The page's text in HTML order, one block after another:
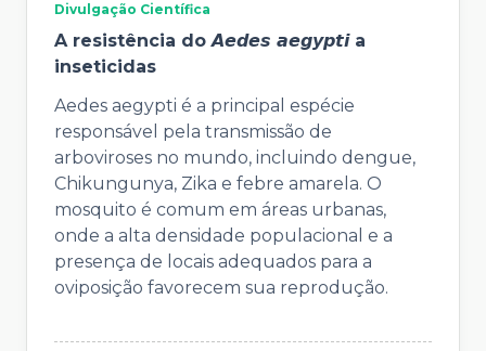
Divulgação Científica
A resistência do 𝘼𝙚𝙙𝙚𝙨 𝙖𝙚𝙜𝙮𝙥𝙩𝙞 a
inseticidas
Aedes aegypti é a principal espécie
responsável pela transmissão de
arboviroses no mundo, incluindo dengue,
Chikungunya, Zika e febre amarela. O
mosquito é comum em áreas urbanas,
onde a alta densidade populacional e a
presença de locais adequados para a
oviposição favorecem sua reprodução.